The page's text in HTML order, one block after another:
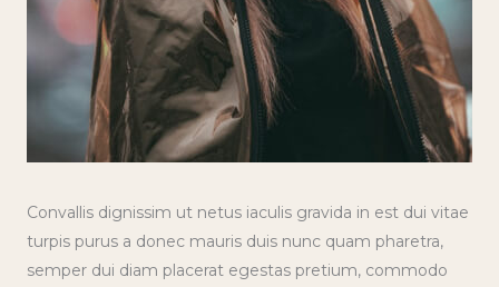
Convallis dignissim ut netus iaculis gravida in est dui vitae
turpis purus a donec mauris duis nunc quam pharetra,
semper dui diam placerat egestas pretium, commodo